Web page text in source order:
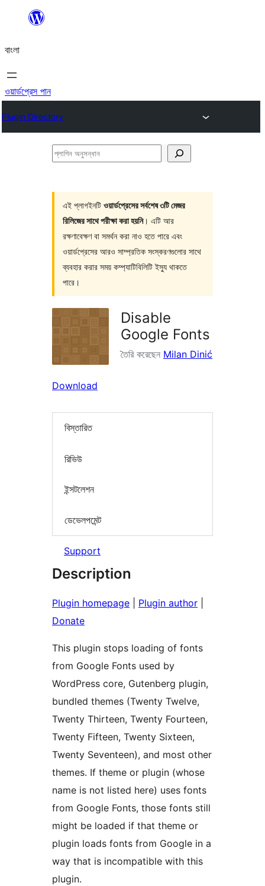
যান
বাংলা
ওয়ার্ডপ্রেস পান
Plugin Directory
প্লাগিন
এই প্লাগইনটি ওয়ার্ডপ্রেসের সর্বশেষ ৩টি মেজর
রিলিজের সাথে পরীক্ষা করা হয়নি। এটি আর
রক্ষণাবেক্ষণ বা সমর্থন করা নাও হতে পারে এবং
ওয়ার্ডপ্রেসের আরও সাম্প্রতিক সংস্করণগুলোর সাথে
ব্যবহার করার সময় কম্প্যাটিবিলিটি ইস্যু থাকতে
পারে।
Disable
Google Fonts
তৈরি করেছেন Milan Dinić
Download
বিস্তারিত
রিভিউ
ইন্সটলেশন
ডেভেলপমেন্ট
Support
Description
Plugin homepage Plugin author
Donate
This plugin stops loading of fonts
from Google Fonts used by
WordPress core, Gutenberg plugin,
bundled themes (Twenty Twelve,
Twenty Thirteen, Twenty Fourteen,
Twenty Fifteen, Twenty Sixteen,
Twenty Seventeen), and most other
themes. If theme or plugin (whose
name is not listed here) uses fonts
from Google Fonts, those fonts still
might be loaded if that theme or
plugin loads fonts from Google in a
way that is incompatible with this
plugin.